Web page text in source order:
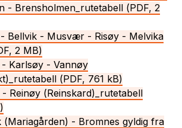
- Brensholmen_rutetabell (PDF, 2
- Bellvik - Musvær - Risøy - Melvika
2 MB)
- Karlsøy - Vannøy
(PDF, 761 kB)
Reinøy (Reinskard)_rutetabell
(Mariagården) - Bromnes gyldig fra